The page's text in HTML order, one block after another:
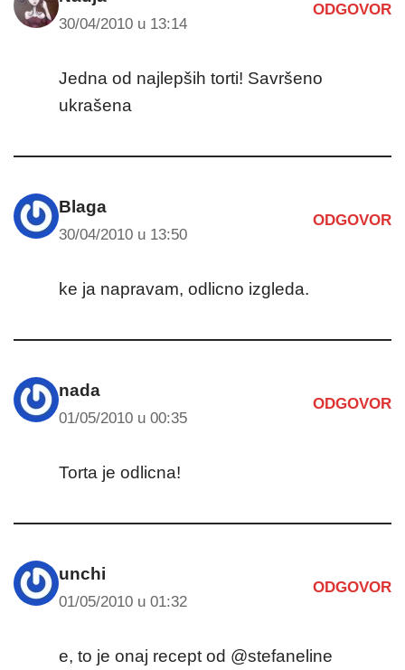
30/04/2010 u 13:14
ODGOVOR
Jedna od najlepših torti! Savršeno
ukrašena
Blaga
30/04/2010 u 13:50
ODGOVOR
ke ja napravam, odlicno izgleda.
nada
01/05/2010 u 00:35
ODGOVOR
Torta je odlicna!
unchi
01/05/2010 u 01:32
ODGOVOR
e, to je onaj recept od @stefaneline